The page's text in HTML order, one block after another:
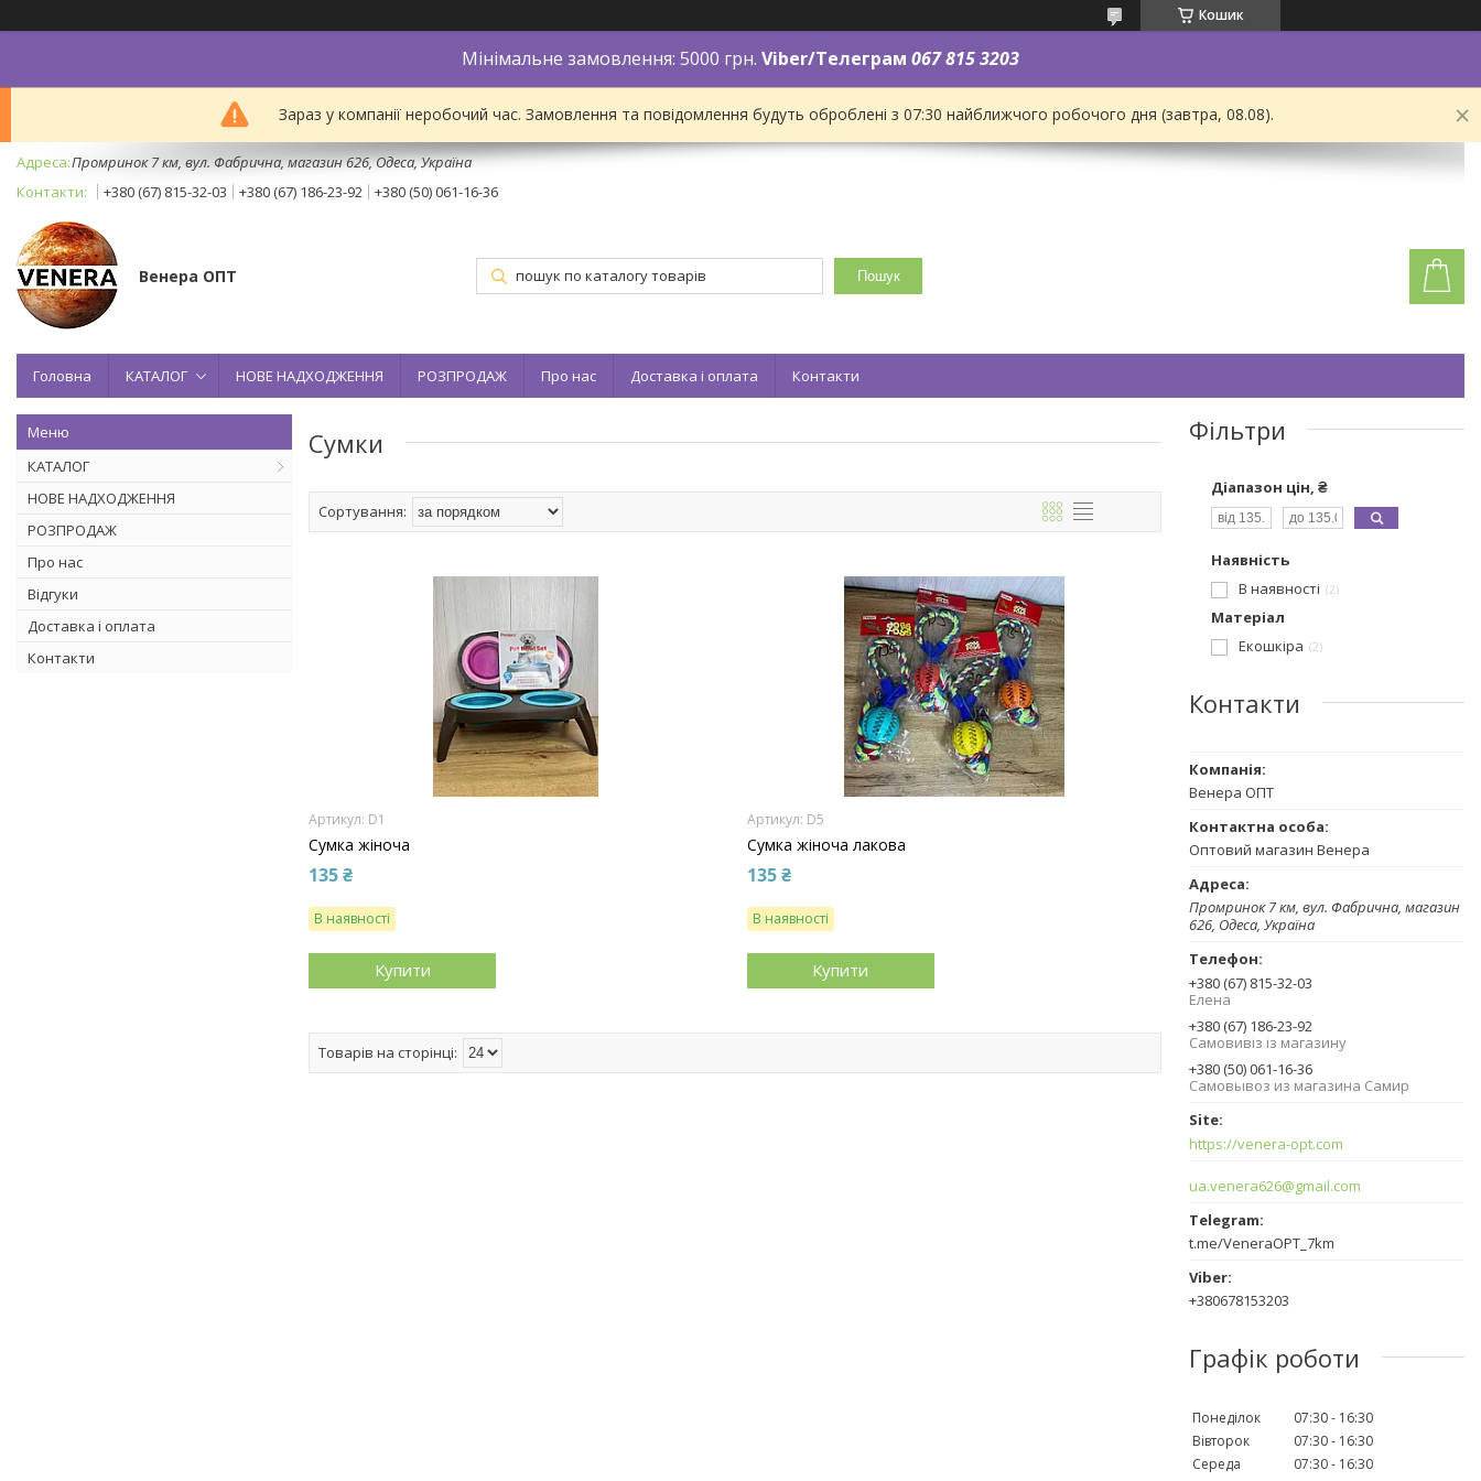
Кошик
Мінімальне замовлення: 5000 грн. Viber/Телеграм 067 815 3203
Зараз у компанії неробочий час. Замовлення та повідомлення будуть оброблені з 07:30 найближчого робочого дня (завтра, 08.08).
Промринок 7 км, вул. Фабрична, магазин 626, Одеса, Україна
+380 (67) 815-32-03
+380 (67) 186-23-92 +380 (50) 061-16-36
Венера ОПТ Пошук
Головна КАТАЛОГ НОВЕ НАДХОДЖЕННЯ РОЗПРОДАЖ Про нас Доставка і оплата Контакти
КАТАЛОГ
НОВЕ НАДХОДЖЕННЯ
РОЗПРОДАЖ
Про нас
Відгуки
Доставка і оплата
Контакти
Сумки
D1
Сумка жіноча
135 ₴
В наявності
Купити
D5
Сумка жіноча лакова
135 ₴
В наявності
Купити
Фільтри
Діапазон цін, ₴
Наявність
В наявності
2
Матеріал
Екошкіра
2
Контакти
Венера ОПТ
Оптовий магазин Венера
Промринок 7 км, вул. Фабрична, магазин
626, Одеса, Україна
+380 (67) 815-32-03
Елена
+380 (67) 186-23-92
Самовивіз із магазину
+380 (50) 061-16-36
Самовывоз из магазина Самир
https://venera-opt.com
ua.venera626@gmail.com
t.me/VeneraOPT_7km
+380678153203
Графік роботи
Понеділок 07:30
16:30
Вівторок
07:30
16:30
Середа
07:30
16:30